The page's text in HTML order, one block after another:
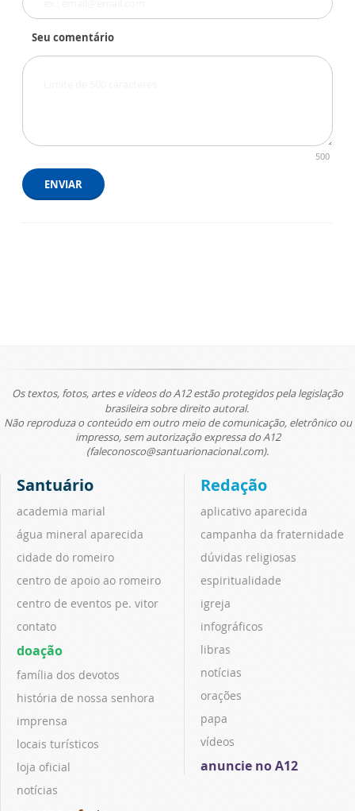
Seu comentário
500
ENVIAR
Os textos, fotos, artes e vídeos do A12 estão protegidos pela legislação
brasileira sobre direito autoral.
Não reproduza o conteúdo em outro meio de comunicação, eletrônico ou
impresso, sem autorização expressa do A12
(faleconosco@santuarionacional.com).
Santuário
academia marial
água mineral aparecida
cidade do romeiro
centro de apoio ao romeiro
centro de eventos pe. vitor
contato
doação
família dos devotos
história de nossa senhora
imprensa
locais turísticos
loja oficial
notícias
Redação
aplicativo aparecida
campanha da fraternidade
dúvidas religiosas
espiritualidade
igreja
infográficos
libras
notícias
orações
papa
vídeos
anuncie no A12